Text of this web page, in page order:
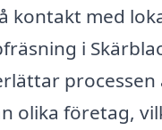
kontakt med
i
processen
olika företag,